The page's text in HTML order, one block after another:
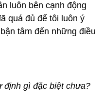
luôn bên cạnh động
quá đủ để tôi luôn ý
tâm đến những điều
định gì đặc biệt chưa?